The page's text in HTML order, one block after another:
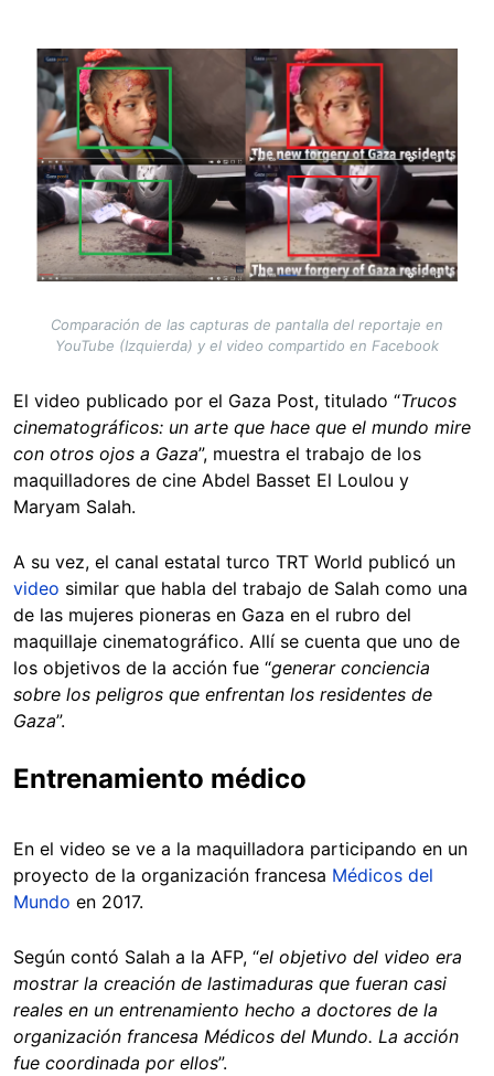
Image
Comparación de las capturas de pantalla del reportaje en
YouTube (Izquierda) y el video compartido en Facebook
El video publicado por el Gaza Post, titulado “Trucos
cinematográficos: un arte que hace que el mundo mire
con otros ojos a Gaza”, muestra el trabajo de los
maquilladores de cine Abdel Basset El Loulou y
Maryam Salah.
A su vez, el canal estatal turco TRT World publicó un
video similar que habla del trabajo de Salah como una
de las mujeres pioneras en Gaza en el rubro del
maquillaje cinematográfico. Allí se cuenta que uno de
los objetivos de la acción fue “generar conciencia
sobre los peligros que enfrentan los residentes de
Gaza”.
Entrenamiento médico
En el video se ve a la maquilladora participando en un
proyecto de la organización francesa Médicos del
Mundo en 2017.
Según contó Salah a la AFP, “el objetivo del video era
mostrar la creación de lastimaduras que fueran casi
reales en un entrenamiento hecho a doctores de la
organización francesa Médicos del Mundo. La acción
fue coordinada por ellos”.